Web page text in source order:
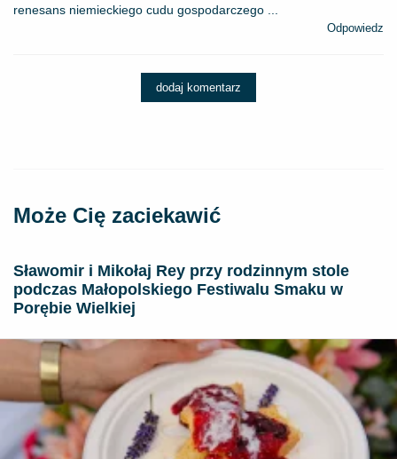
renesans niemieckiego cudu gospodarczego ...
Odpowiedz
dodaj komentarz
Może Cię zaciekawić
Sławomir i Mikołaj Rey przy rodzinnym stole
podczas Małopolskiego Festiwalu Smaku w
Porębie Wielkiej